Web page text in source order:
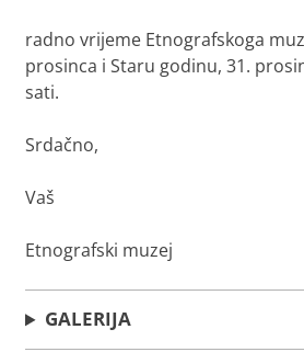
radno vrijeme Etnografskoga
prosinca i Staru godinu, 31.
sati.
Srdačno,
Vaš
Etnografski muzej
GALERIJA